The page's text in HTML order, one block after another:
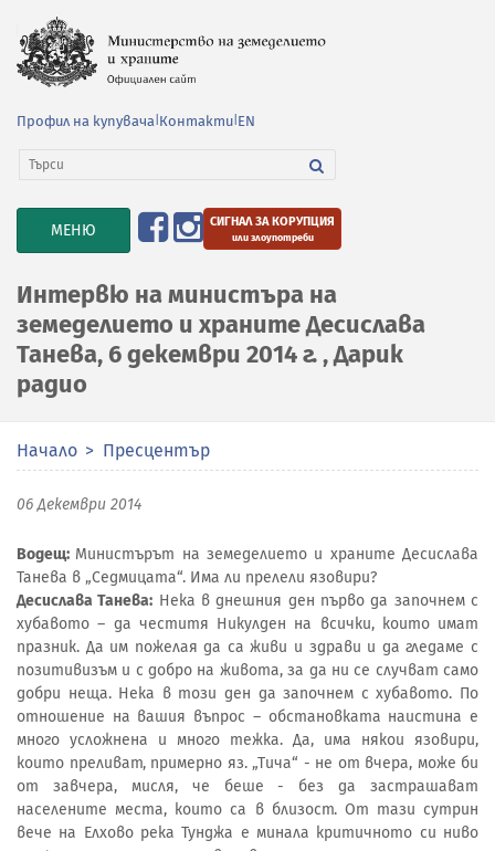
Профил на купувача Контакти EN
TOGGLE
NAVIGATION
МЕНЮ СИГНАЛ ЗА КОРУПЦИЯ
или злоупотреби
Интервю на министъра на
земеделието и храните Десислава
Танева, 6 декември 2014 г. , Дарик
радио
Начало Пресцентър
06 Декември 2014
Водещ: Министърът на земеделието и храните Десислава
Танева в „Седмицата“. Има ли прелели язовири?
Десислава Танева: Нека в днешния ден първо да започнем с
хубавото – да честитя Никулден на всички, които имат
празник. Да им пожелая да са живи и здрави и да гледаме с
позитивизъм и с добро на живота, за да ни се случват само
добри неща. Нека в този ден да започнем с хубавото. По
отношение на вашия въпрос – обстановката наистина е
много усложнена и много тежка. Да, има някои язовири,
които преливат, примерно яз. „Тича“ - не от вчера, може би
от завчера, мисля, че беше - без да застрашават
населените места, които са в близост. От тази сутрин
вече на Елхово река Тунджа е минала критичното си ниво